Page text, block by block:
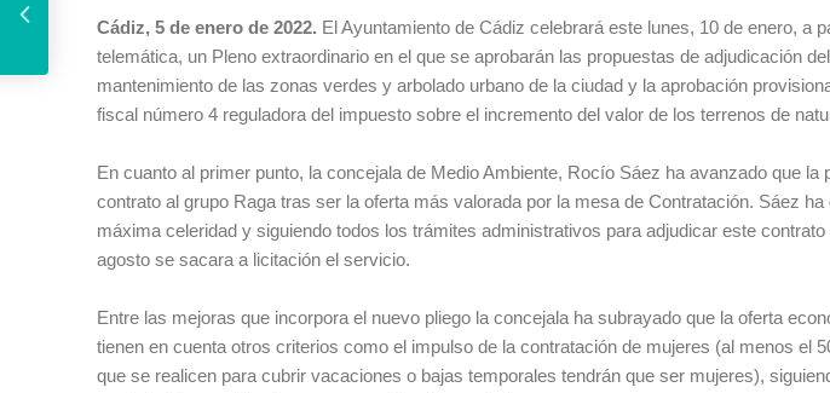
Cádiz, 5 de enero de 2022. El Ayuntamiento de Cádiz celebrará este lunes, 10 de enero, a
telemática, un Pleno extraordinario en el que se aprobarán las propuestas de adjudicación
mantenimiento de las zonas verdes y arbolado urbano de la ciudad y la aprobación
fiscal número 4 reguladora del impuesto sobre el incremento del valor de los terrenos de
En cuanto al primer punto, la concejala de Medio Ambiente, Rocío Sáez ha avanzado que la
contrato al grupo Raga tras ser la oferta más valorada por la mesa de Contratación. Sáez
máxima celeridad y siguiendo todos los trámites administrativos para adjudicar este
agosto se sacara a licitación el servicio.
Entre las mejoras que incorpora el nuevo pliego la concejala ha subrayado que la oferta
tienen en cuenta otros criterios como el impulso de la contratación de mujeres (al menos el
que se realicen para cubrir vacaciones o bajas temporales tendrán que ser mujeres),